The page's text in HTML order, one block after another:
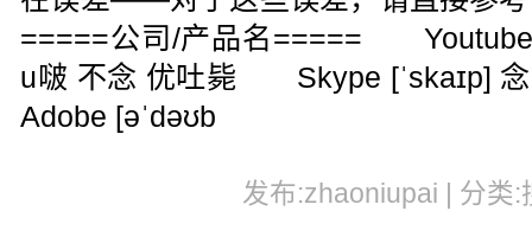
=====公司/产品名===== Youtube
u啵 不念 优吐毙 Skype [ˈskaɪp]
Adobe [əˈdəʊb
发布:zhaoniupai | 分类